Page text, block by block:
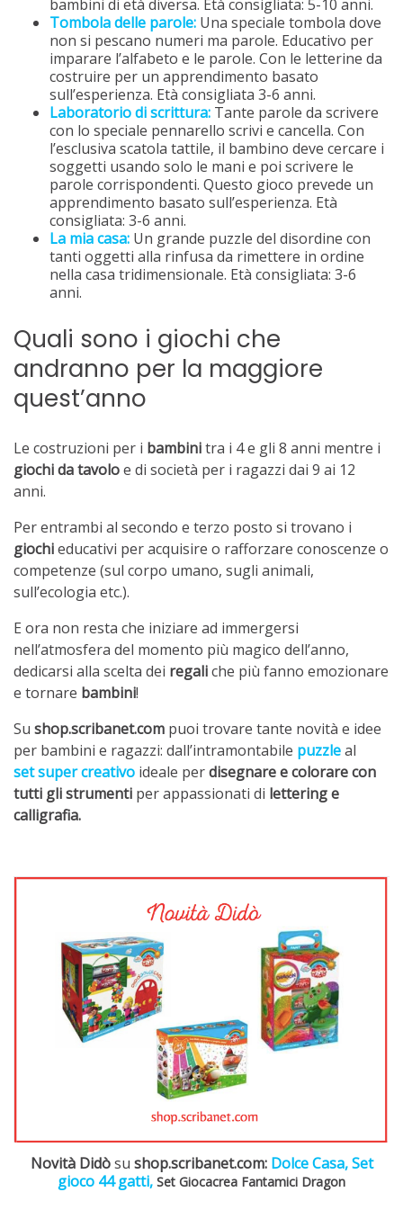
bambini di età diversa. Età consigliata: 5-10 anni.
Tombola delle parole: Una speciale tombola dove
non si pescano numeri ma parole. Educativo per
imparare l’alfabeto e le parole. Con le letterine da
costruire per un apprendimento basato
sull’esperienza. Età consigliata 3-6 anni.
Laboratorio di scrittura: Tante parole da scrivere
con lo speciale pennarello scrivi e cancella. Con
l’esclusiva scatola tattile, il bambino deve cercare i
soggetti usando solo le mani e poi scrivere le
parole corrispondenti. Questo gioco prevede un
apprendimento basato sull’esperienza. Età
consigliata: 3-6 anni.
La mia casa: Un grande puzzle del disordine con
tanti oggetti alla rinfusa da rimettere in ordine
nella casa tridimensionale. Età consigliata: 3-6
anni.
Quali sono i giochi che
andranno per la maggiore
quest’anno
Le costruzioni per i bambinitra i 4 e gli 8 anni mentre i
giochi da tavoloe di società per i ragazzi dai 9 ai 12
anni.
Per entrambi al secondo e terzo posto si trovano i
giochieducativi per acquisire o rafforzare conoscenze o
competenze (sul corpo umano, sugli animali,
sull’ecologia etc.).
E ora non resta che iniziare ad immergersi
nell’atmosfera del momento più magico dell’anno,
dedicarsi alla scelta dei regaliche più fanno emozionare
e tornare bambini!
Su shop.scribanet.com puoi trovare tante novità e idee
per bambini e ragazzi: dall’intramontabile puzzleal
set super creativo ideale perdisegnare e colorare con
tutti gli strumenti per appassionati di lettering e
calligrafia.
Novità Didòsu shop.scribanet.com: Dolce Casa, Set
gioco 44 gatti, Set Giocacrea Fantamici Dragon